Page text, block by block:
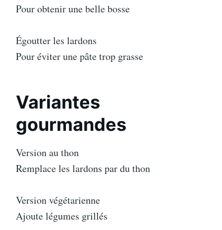
Pour obtenir une belle bosse
Égoutter les lardons
Pour éviter une pâte trop grasse
Variantes
gourmandes
Version au thon
Remplace les lardons par du thon
Version végétarienne
Ajoute légumes grillés